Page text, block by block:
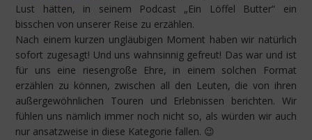
Lust hätten, in seinem Podcast „Ein Löffel Butter“ ein
bisschen von unserer Reise zu erzählen.
Nach einem kurzen ungläubigen Moment haben wir natürlich
sofort zugesagt! Und uns wahnsinnig gefreut! Das war und ist
für uns eine riesengroße Ehre, in einem solchen Format
erzählen zu können, zwischen all den Leuten, die von ihren
außergewöhnlichen Touren und Erlebnissen berichten. Wir
fühlen uns nämlich immer noch nicht so, als würden wir auch
nur ansatzweise in diese Kategorie fallen. 😉